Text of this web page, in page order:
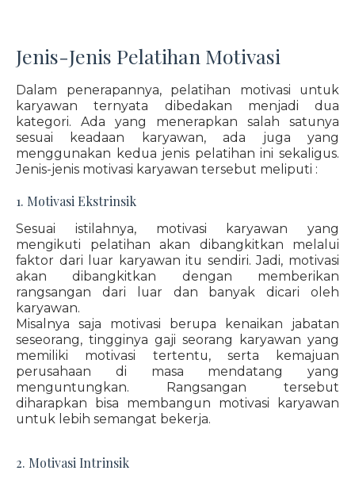
Jenis-Jenis Pelatihan Motivasi
Dalam penerapannya, pelatihan motivasi untuk
karyawan ternyata dibedakan menjadi dua
kategori. Ada yang menerapkan salah satunya
sesuai keadaan karyawan, ada juga yang
menggunakan kedua jenis pelatihan ini sekaligus.
Jenis-jenis motivasi karyawan tersebut meliputi :
1. Motivasi Ekstrinsik
Sesuai istilahnya, motivasi karyawan yang
mengikuti pelatihan akan dibangkitkan melalui
faktor dari luar karyawan itu sendiri. Jadi, motivasi
akan dibangkitkan dengan memberikan
rangsangan dari luar dan banyak dicari oleh
karyawan.
Misalnya saja motivasi berupa kenaikan jabatan
seseorang, tingginya gaji seorang karyawan yang
memiliki motivasi tertentu, serta kemajuan
perusahaan di masa mendatang yang
menguntungkan. Rangsangan tersebut
diharapkan bisa membangun motivasi karyawan
untuk lebih semangat bekerja.
2. Motivasi Intrinsik